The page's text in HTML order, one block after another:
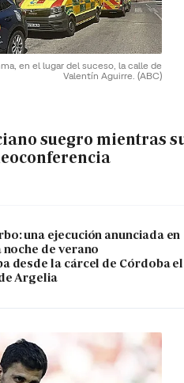
en el lugar del suceso, la calle de
Valentín Aguirre. (ABC)
suegro mientras
una ejecución anunciada en
de verano
desde la cárcel de Córdoba el
Argelia